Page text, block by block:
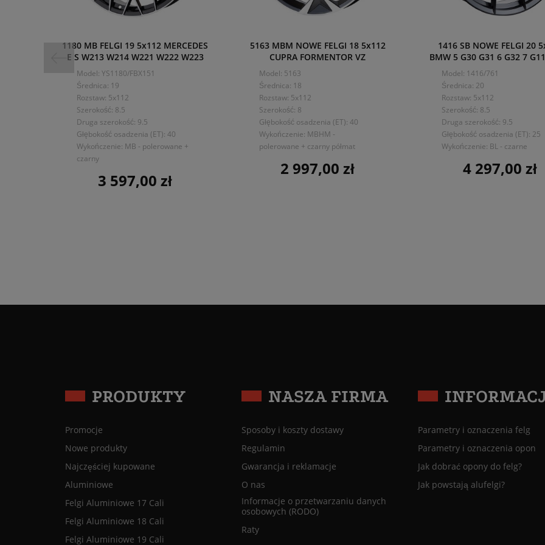
1180 MB FELGI 19 5x112 MERCEDES
E S W213 W214 W221 W222 W223
Model: YS1180/FBX151
Średnica: 19
Rozstaw: 5x112
Szerokość: 8.5
Druga szerokość: 9.5
Głębokość osadzenia (ET): 40
Wykończenie: MB - polerowane +
czarny
Cena
3 597,00 zł
5163 MBM NOWE FELGI 18 5x112
CUPRA FORMENTOR VZ
Model: 5163
Średnica: 18
Rozstaw: 5x112
Szerokość: 8
Głębokość osadzenia (ET): 40
Wykończenie: MBHM -
polerowane + czarny półmat
Cena
2 997,00 zł
1416 SB NOWE FELGI 20
BMW 5 G30 G31 6 G32 7
Model: 1416/761
Średnica: 20
Rozstaw: 5x112
Szerokość: 8.5
Druga szerokość: 9.5
Głębokość osadzenia (ET): 25
Wykończenie: BL - czarne
Cena
4 297,00 zł
PRODUKTY
Promocje
Nowe produkty
Najczęściej kupowane
Aluminiowe
Felgi Aluminiowe 17 Cali
Felgi Aluminiowe 18 Cali
Felgi Aluminiowe 19 Cali
NASZA FIRMA
Sposoby i koszty dostawy
Regulamin
Gwarancja i reklamacje
O nas
Informacje o przetwarzaniu danych
osobowych (RODO)
Raty
Parametry i oznaczenia felg
Parametry i oznaczenia opon
Jak dobrać opony do felg?
Jak powstają alufelgi?